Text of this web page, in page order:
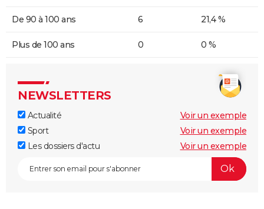
De 90 à 100 ans 6 21,4 %
Plus de 100 ans 0 0 %
NEWSLETTERS
Actualité
Voir un exemple
Sport
Voir un exemple
Les dossiers d'actu
Voir un exemple